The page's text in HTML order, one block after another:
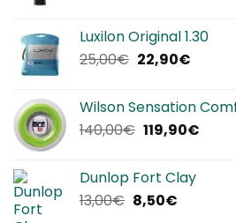
era:
12,00€.
è:
8,50€.
Luxilon Original 1.30
25,00€ Il
era:
25,00€.
22,90€Il
è:
22,90€.
Wilson Sensation
140,00€ Il
era:
140,00€.
119,90€Il
Dunlop Fort Clay
13,00€ Il
8,50€Il